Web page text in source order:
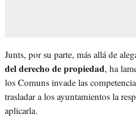
Junts, por su parte, más allá de
del derecho de propiedad, ha
los Comuns invade las
trasladar a los ayuntamientos la
aplicarla.